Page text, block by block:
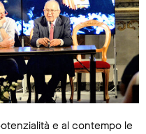
e al contempo le